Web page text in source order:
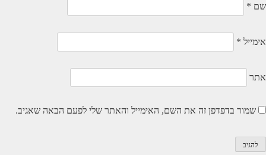
שם *
אימייל *
אתר
שמור בדפדפן זה את השם, האימייל והאתר שלי לפעם הבאה שאגיב.